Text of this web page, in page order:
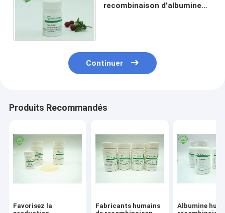
recombinaison d'albumine
Continuer
Produits Recommandés
Favorisez la
Fabricants humains
Albumine